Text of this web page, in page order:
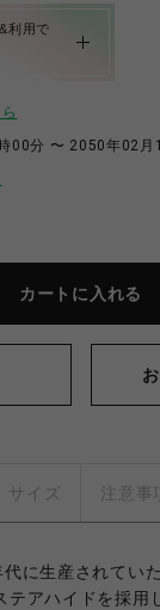
利用で
00分 〜 2050年02月
カートに入れる
サイズ 注意事
に生産されてい
アハイドを採用